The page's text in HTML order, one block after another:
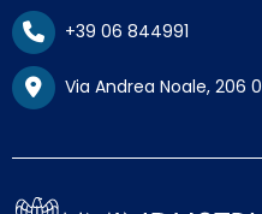
+39 06 844991
Via Andrea Noale, 206